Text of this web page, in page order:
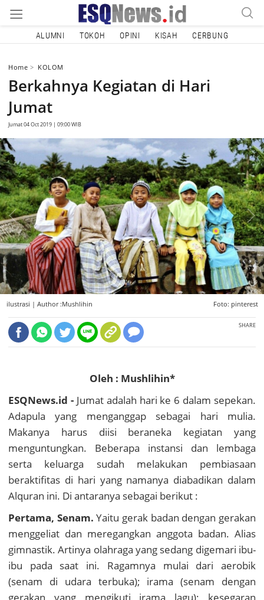
ALUMNI TOKOH OPINI KISAH CERBUNG
Home KOLOM
Berkahnya Kegiatan di Hari
Jumat
Jumat 04 Oct 2019 | 09:00 WIB
ilustrasi | Author :Mushlihin Foto: pinterest
SHARE
Oleh : Mushlihin*
ESQNews.id - Jumat adalah hari ke 6 dalam sepekan.
Adapula yang menganggap sebagai hari mulia.
Makanya harus diisi beraneka kegiatan yang
menguntungkan. Beberapa instansi dan lembaga
serta keluarga sudah melakukan pembiasaan
beraktifitas di hari yang namanya diabadikan dalam
Alquran ini. Di antaranya sebagai berikut :
Pertama, Senam. Yaitu gerak badan dengan gerakan
menggeliat dan meregangkan anggota badan. Alias
gimnastik. Artinya olahraga yang sedang digemari ibu-
ibu pada saat ini. Ragamnya mulai dari aerobik
(senam di udara terbuka); irama (senam dengan